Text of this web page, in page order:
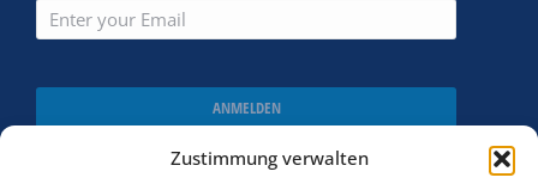
Zustimmung verwalten
ANMELDEN